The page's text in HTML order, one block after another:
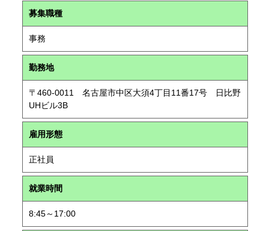
募集職種
事務
勤務地
〒460-0011 名古屋市中区大須4丁目11番17号 日比野
UHビル3B
雇用形態
正社員
就業時間
8:45～17:00